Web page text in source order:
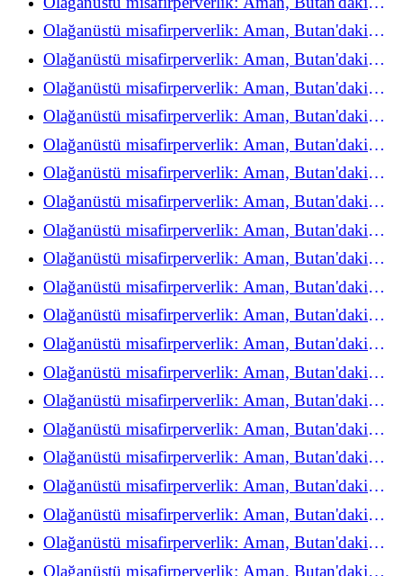
refah deneyimini yeniden keşfediyor
Olağanüstü misafirperverlik: Aman, Butan'daki
refah deneyimini yeniden keşfediyor
Olağanüstü misafirperverlik: Aman, Butan'daki
refah deneyimini yeniden keşfediyor
Olağanüstü misafirperverlik: Aman, Butan'daki
refah deneyimini yeniden keşfediyor
Olağanüstü misafirperverlik: Aman, Butan'daki
refah deneyimini yeniden keşfediyor
Olağanüstü misafirperverlik: Aman, Butan'daki
refah deneyimini yeniden keşfediyor
Olağanüstü misafirperverlik: Aman, Butan'daki
refah deneyimini yeniden keşfediyor
Olağanüstü misafirperverlik: Aman, Butan'daki
refah deneyimini yeniden keşfediyor
Olağanüstü misafirperverlik: Aman, Butan'daki
refah deneyimini yeniden keşfediyor
Olağanüstü misafirperverlik: Aman, Butan'daki
refah deneyimini yeniden keşfediyor
Olağanüstü misafirperverlik: Aman, Butan'daki
refah deneyimini yeniden keşfediyor
Olağanüstü misafirperverlik: Aman, Butan'daki
refah deneyimini yeniden keşfediyor
Olağanüstü misafirperverlik: Aman, Butan'daki
refah deneyimini yeniden keşfediyor
Olağanüstü misafirperverlik: Aman, Butan'daki
refah deneyimini yeniden keşfediyor
Olağanüstü misafirperverlik: Aman, Butan'daki
refah deneyimini yeniden keşfediyor
Olağanüstü misafirperverlik: Aman, Butan'daki
refah deneyimini yeniden keşfediyor
Olağanüstü misafirperverlik: Aman, Butan'daki
refah deneyimini yeniden keşfediyor
Olağanüstü misafirperverlik: Aman, Butan'daki
refah deneyimini yeniden keşfediyor
Olağanüstü misafirperverlik: Aman, Butan'daki
refah deneyimini yeniden keşfediyor
Olağanüstü misafirperverlik: Aman, Butan'daki
refah deneyimini yeniden keşfediyor
Olağanüstü misafirperverlik: Aman, Butan'daki